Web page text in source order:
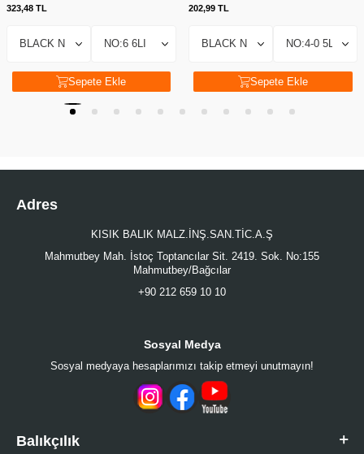
323,48 TL
Sepete Ekle
202,99TL
Sepete Ekle
Adres
KISIK BALIK MALZ.İNŞ.SAN.TİC.A.Ş
Mahmutbey Mah. İstoç Toptancılar Sit. 2419. Sok. No:155
Mahmutbey/Bağcılar
+90 212 659 10 10
Sosyal Medya
Sosyal medyaya hesaplarımızı takip etmeyi unutmayın!
Balıkçılık